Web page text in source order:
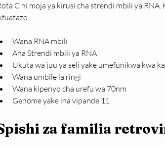
C ni moja ya kirusi cha strendi mbili ya
Wana RNA mbili
Ana Strendi mbili ya RNA
Ukuta wa juu ya seli yake umefunikwa kwa
Wana umbile la ringi
Wana kipenyo cha urefu wa 70nm
Genome yake ina vipande 11
za familia